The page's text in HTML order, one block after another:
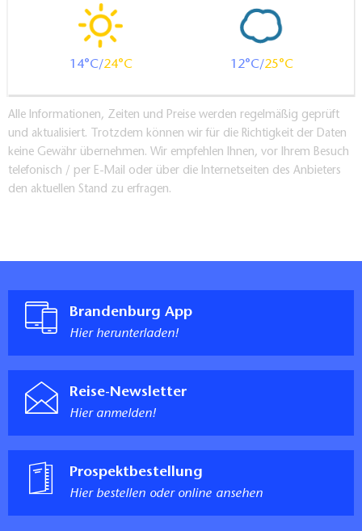
14 24 12 25
Alle Informationen, Zeiten und Preise werden regelmäßig geprüft
und aktualisiert. Trotzdem können wir für die Richtigkeit der Daten
keine Gewähr übernehmen. Wir empfehlen Ihnen, vor Ihrem Besuch
telefonisch / per E-Mail oder über die Internetseiten des Anbieters
den aktuellen Stand zu erfragen.
Brandenburg App
Hier herunterladen!
Reise-Newsletter
Hier anmelden!
Prospektbestellung
Hier bestellen oder online ansehen